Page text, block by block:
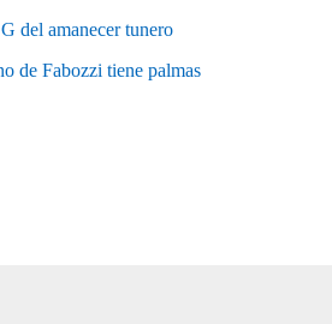
del amanecer tunero
de Fabozzi tiene palmas